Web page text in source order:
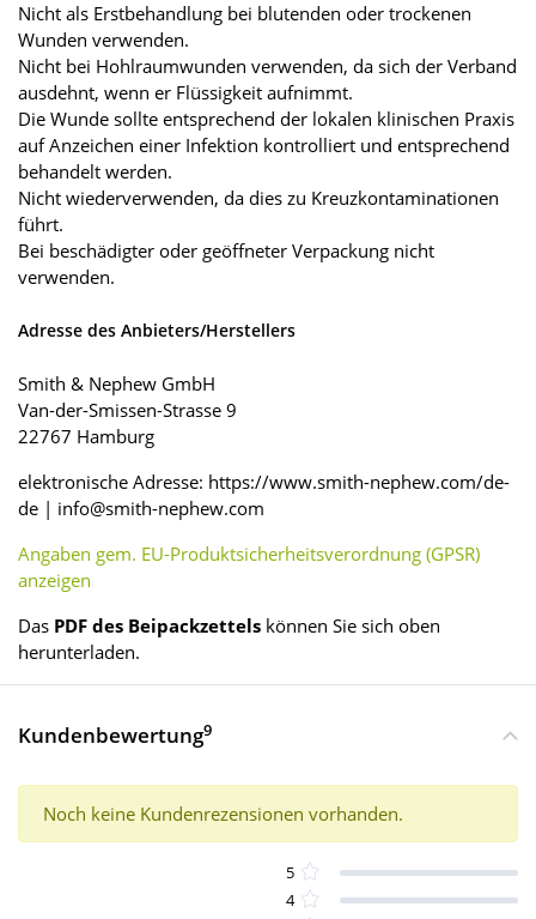
Nicht als Erstbehandlung bei blutenden oder trockenen
Wunden verwenden.
Nicht bei Hohlraumwunden verwenden, da sich der Verband
ausdehnt, wenn er Flüssigkeit aufnimmt.
Die Wunde sollte entsprechend der lokalen klinischen Praxis
auf Anzeichen einer Infektion kontrolliert und entsprechend
behandelt werden.
Nicht wiederverwenden, da dies zu Kreuzkontaminationen
führt.
Bei beschädigter oder geöffneter Verpackung nicht
verwenden.
Adresse des Anbieters/Herstellers
Smith & Nephew GmbH
Van-der-Smissen-Strasse 9
22767 Hamburg
elektronische Adresse: https://www.smith-nephew.com/de-
de | info@smith-nephew.com
Angaben gem. EU-Produktsicherheitsverordnung (GPSR)
anzeigen
Das PDF des Beipackzettels können Sie sich oben
herunterladen.
Kundenbewertung9
Noch keine Kundenrezensionen vorhanden.
5
4